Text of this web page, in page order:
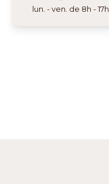
lun. - ven. de 8h - 17h